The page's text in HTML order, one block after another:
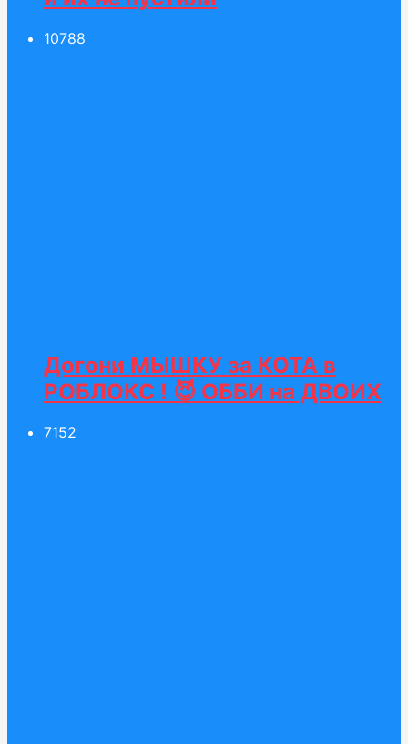
10788
Догони МЫШКУ за КОТА в
РОБЛОКС ! 😈 ОББИ на ДВОИХ
7152